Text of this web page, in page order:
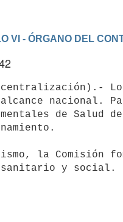
VI - ÓRGANO DEL
nacional.
de Salud